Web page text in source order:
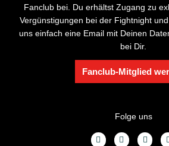
Fanclub bei. Du erhältst Zugang zu
Vergünstigungen bei der Fightnight
uns einfach eine Email mit Deinen
bei Dir.
Fanclub-Mitglied
Folge uns
F
Y
I